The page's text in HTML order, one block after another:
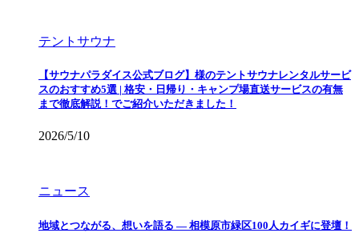
テントサウナ
【サウナパラダイス公式ブログ】様のテントサウナレンタルサービ
スのおすすめ5選 | 格安・日帰り・キャンプ場直送サービスの有無
まで徹底解説！でご紹介いただきました！
2026/5/10
ニュース
地域とつながる、想いを語る — 相模原市緑区100人カイギに登壇！